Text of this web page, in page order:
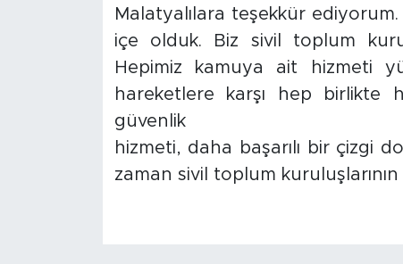
Malatyalılara teşekkür
içe olduk. Biz sivil toplum
Hepimiz kamuya ait hizmeti
hareketlere karşı hep birlikte
güvenlik
hizmeti, daha başarılı bir çizgi
zaman sivil toplum
Battalgazi
Darende
Doğanşehir
Hekimhan